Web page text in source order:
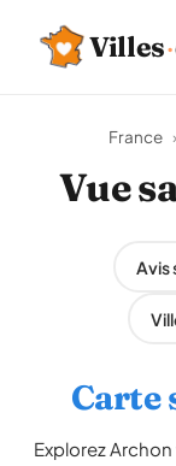
Villes·
France ›
Vue
Avis
Carte
Explorez